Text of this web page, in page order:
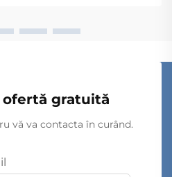
gratuită
vă va contacta în curând.